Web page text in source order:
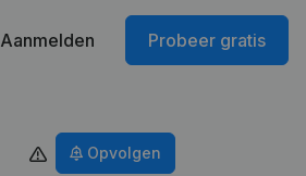
Aanmelden Probeer gratis
Opvolgen